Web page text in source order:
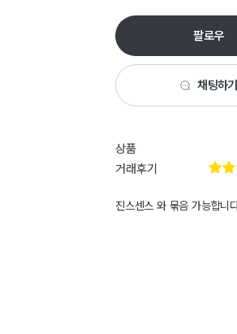
팔로우
채팅하기
상품
거래후기
진스센스 와 묶음 가능합니